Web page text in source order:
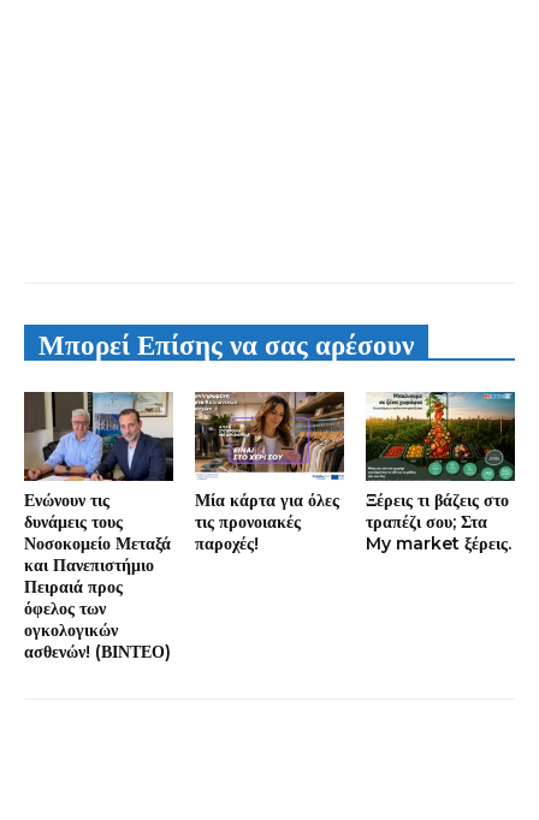
Μπορεί Επίσης να σας αρέσουν
Ενώνουν τις
δυνάμεις τους
Νοσοκομείο Μεταξά
και Πανεπιστήμιο
Πειραιά προς
όφελος των
ογκολογικών
ασθενών! (ΒΙΝΤΕΟ)
Μία κάρτα για όλες
τις προνοιακές
παροχές!
Ξέρεις τι βάζεις στο
τραπέζι σου; Στα
My market ξέρεις.